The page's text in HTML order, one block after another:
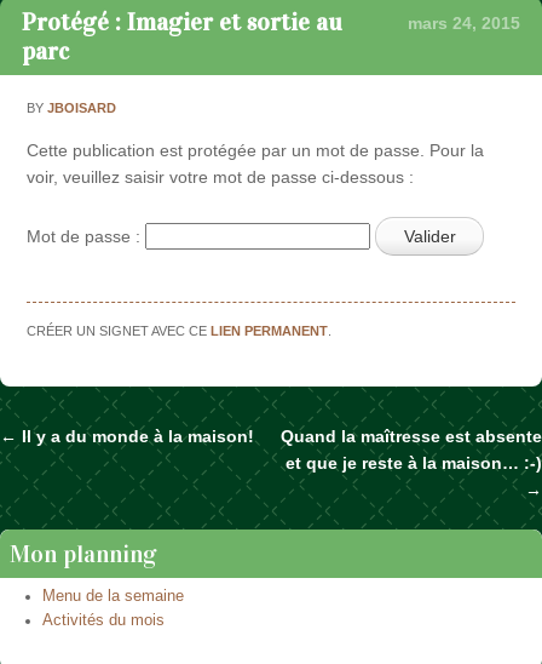
Passer au contenu
Protégé : Imagier et sortie au
parc
mars 24, 2015
BYJBOISARD
Cette publication est protégée par un mot de passe. Pour la
voir, veuillez saisir votre mot de passe ci-dessous :
Mot de passe :
CRÉER UN SIGNET AVEC CELIEN PERMANENT
Naviguer dans les articles
← Il y a du monde à la maison!
Quand la maîtresse est absente
et que je reste à la maison… :-)
→
Mon planning
Menu de la semaine
Activités du mois